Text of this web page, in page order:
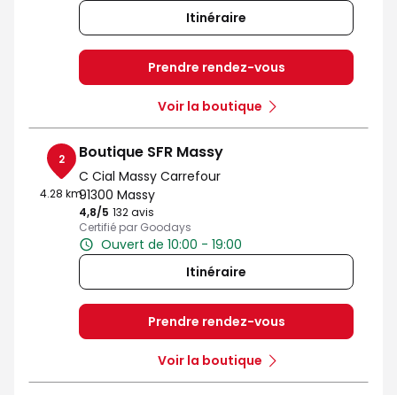
Itinéraire
Prendre rendez-vous
Voir la boutique
2
4.28 km
Boutique SFR Massy
C Cial Massy Carrefour
91300 Massy
4,8/5 Note de 4.8 sur 5
132 avis
Certifié par Goodays
Ouvert de 10:00 - 19:00
Itinéraire
Prendre rendez-vous
Voir la boutique